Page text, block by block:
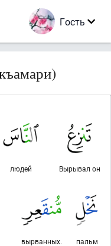
Гость
Вырывал он
людей
пальм
вырванных.